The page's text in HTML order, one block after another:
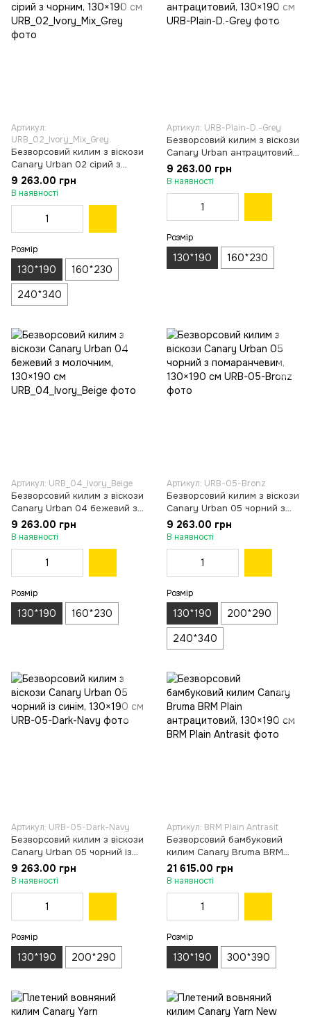
Артикул:
URB_02_Ivory_Mix_Grey
Безворсовий килим з віскози
Canary Urban 02 сірий з
чорним, 130×190 см
9 263.00 грн
В наявності
Розмір
130*190
160*230
240*340
Артикул: URB-Plain-D.-Grey
Безворсовий килим з віскози
Canary Urban антрацитовий,
130×190 см
9 263.00 грн
В наявності
Розмір
130*190 160*230
Артикул: URB_04_Ivory_Beige
Безворсовий килим з віскози
Canary Urban 04 бежевий з
молочним, 130×190 см
9 263.00 грн
В наявності
Розмір
130*190 160*230
Артикул: URB-05-Bronz
Безворсовий килим з віскози
Canary Urban 05 чорний з
помаранчевим, 130×190 см
9 263.00 грн
В наявності
Розмір
130*190
200*290
240*340
Артикул: URB-05-Dark-Navy
Безворсовий килим з віскози
Canary Urban 05 чорний із
синім, 130×190 см
9 263.00 грн
В наявності
Розмір
130*190 200*290
Артикул: BRM Plain Antrasit
Безворсовий бамбуковий
килим Canary Bruma BRM
Plain антрацитовий, 130×190
см
21 615.00 грн
В наявності
Розмір
130*190 300*390